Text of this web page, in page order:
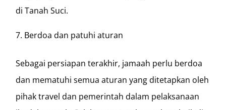
di Tanah Suci.
Berdoa dan patuhi aturan
Sebagai persiapan terakhir, jamaah perlu berdoa
dan mematuhi semua aturan yang ditetapkan oleh
pihak travel dan pemerintah dalam pelaksanaan